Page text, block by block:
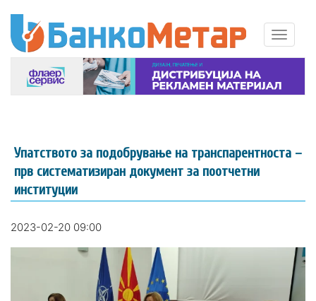
Упатството за подобрување на транспарентноста –
прв систематизиран документ за поотчетни
институции
2023-02-20 09:00